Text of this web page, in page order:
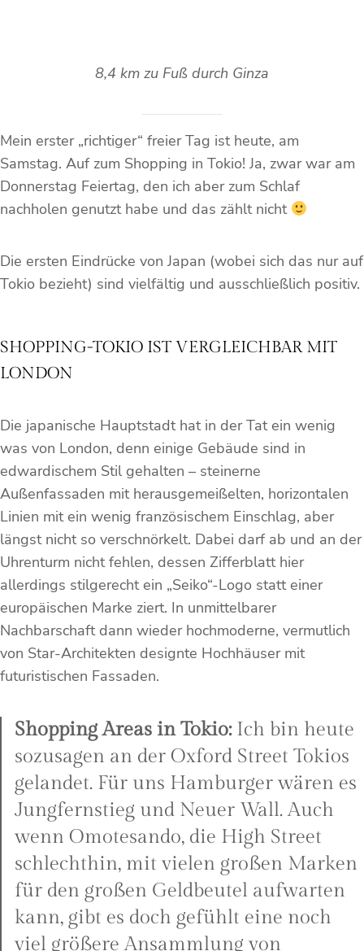
8,4 km zu Fuß durch Ginza
Mein erster „richtiger“ freier Tag ist heute, am
Samstag. Auf zum Shopping in Tokio! Ja, zwar war am
Donnerstag Feiertag, den ich aber zum Schlaf
nachholen genutzt habe und das zählt nicht
Die ersten Eindrücke von Japan (wobei sich das nur auf
Tokio bezieht) sind vielfältig und ausschließlich positiv.
SHOPPING-TOKIO IST VERGLEICHBAR MIT
LONDON
Die japanische Hauptstadt hat in der Tat ein wenig
was von London, denn einige Gebäude sind in
edwardischem Stil gehalten – steinerne
Außenfassaden mit herausgemeißelten, horizontalen
Linien mit ein wenig französischem Einschlag, aber
längst nicht so verschnörkelt. Dabei darf ab und an der
Uhrenturm nicht fehlen, dessen Zifferblatt hier
allerdings stilgerecht ein „Seiko“-Logo statt einer
europäischen Marke ziert. In unmittelbarer
Nachbarschaft dann wieder hochmoderne, vermutlich
von Star-Architekten designte Hochhäuser mit
futuristischen Fassaden.
Shopping Areas in Tokio: Ich bin heute
sozusagen an der Oxford Street Tokios
gelandet. Für uns Hamburger wären es
Jungfernstieg und Neuer Wall. Auch
wenn Omotesando, die High Street
schlechthin, mit vielen großen Marken
für den großen Geldbeutel aufwarten
kann, gibt es doch gefühlt eine noch
viel größere Ansammlung von